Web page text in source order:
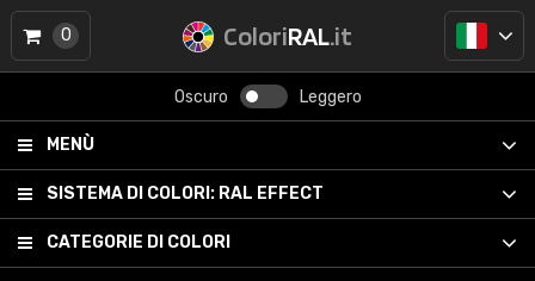
ColoriRAL.it
Oscuro Leggero
MENÙ
SISTEMA DI COLORI: RAL EFFECT
CATEGORIE DI COLORI
0